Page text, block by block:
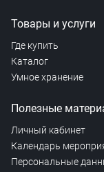
Товары и услуги
Где купить
Каталог
Умное хранение
Полезные
Личный кабинет
Календарь
Персональные